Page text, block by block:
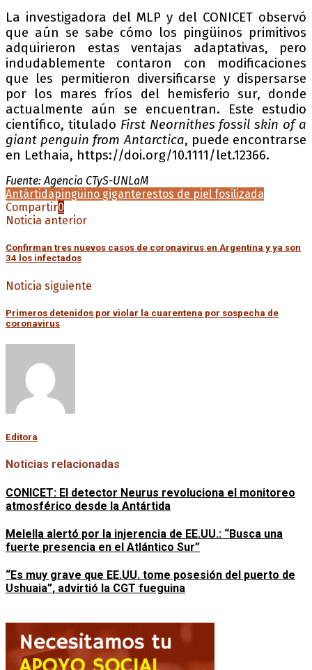
La investigadora del MLP y del CONICET observó
que aún se sabe cómo los pingüinos primitivos
adquirieron estas ventajas adaptativas, pero
indudablemente contaron con modificaciones
que les permitieron diversificarse y dispersarse
por los mares fríos del hemisferio sur, donde
actualmente aún se encuentran. Este estudio
científico, titulado First Neornithes fossil skin of a
giant penguin from Antarctica, puede encontrarse
en Lethaia, https://doi.org/10.1111/let.12366.
Fuente: Agencia CTyS-UNLaM
Antártidapingüino giganterestos de piel fosilizada
Compartir0
Noticia anterior
Confirman tres nuevos casos de coronavirus en Argentina y ya son
34 los infectados
Noticia siguiente
Primeros detenidos por violar la cuarentena por sospecha de
coronavirus
Editora
Noticias relacionadas
CONICET: El detector Neurus revoluciona el monitoreo
atmosférico desde la Antártida
Melella alertó por la injerencia de EE.UU.: “Busca una
fuerte presencia en el Atlántico Sur”
“Es muy grave que EE.UU. tome posesión del puerto de
Ushuaia”, advirtió la CGT fueguina